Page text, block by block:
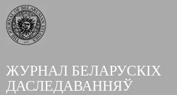
ЖУРНАЛ БЕЛАРУСКІХ
ДАСЛЕДАВАННЯЎ